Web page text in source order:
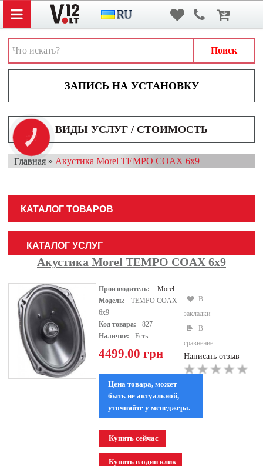
Поиск
ВИДЫ УСЛУГ / СТОИМОСТЬ
Вход/Регистрация
АВТОЗВУК
АКСЕССУАРЫ И ДОПОЛНИТЕЛЬНОЕ ОБОРУДОВАНИЕ
ВИДЕОРЕГИСТРАТОРЫ
МУЛЬТИМЕДИА
НАВИГАТОРЫ
ПАРКОВОЧНЫЕ СИСТЕМЫ
ТОНИРОВАНИЕ / БРОНИРОВАНИЕ
Главная » Акустика Morel TEMPO COAX 6x9
КАТАЛОГ ТОВАРОВ
КАТАЛОГ УСЛУГ
Акустика Morel TEMPO COAX 6x9
Производитель:
Morel
Модель:
TEMPO COAX
6x9
Код товара:
827
Наличие:
Есть
4499.00 грн
Цена товара, может
быть не актуальной,
уточняйте у менеджера.
В
закладки
В
сравнение
Написать отзыв
КНОПКА
ЗВ'ЯЗКУ